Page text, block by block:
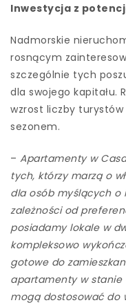
Inwestycja z
Nadmorskie
rosnącym
szczególnie tych
dla swojego kapitału.
wzrost liczby
sezonem.
– Apartamenty w
tych, którzy marzą o
dla osób myślących o
zależności od
posiadamy lokale w
kompleksowo
gotowe do
apartamenty w stanie
mogą dostosować do